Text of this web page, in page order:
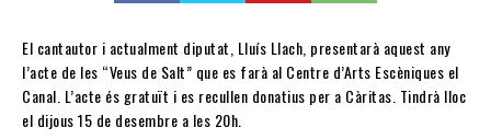
El cantautor i actualment diputat, Lluís Llach, presentarà aquest any
l’acte de les “Veus de Salt” que es farà al Centre d’Arts Escèniques el
Canal. L’acte és gratuït i es recullen donatius per a Càritas. Tindrà lloc
el dijous 15 de desembre a les 20h.